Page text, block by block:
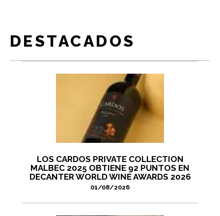
DESTACADOS
LOS CARDOS PRIVATE COLLECTION
MALBEC 2025 OBTIENE 92 PUNTOS EN
DECANTER WORLD WINE AWARDS 2026
01/08/2026